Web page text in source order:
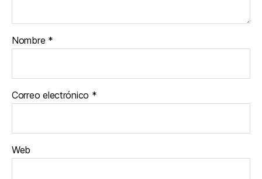
Nombre *
Correo electrónico *
Web